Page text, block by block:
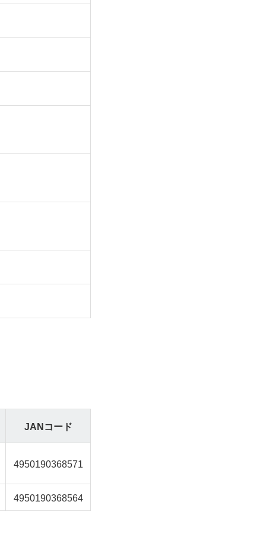
JANコード
4950190368571
4950190368564